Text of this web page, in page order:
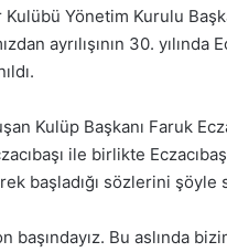
Kulübü Yönetim Kurulu
ayrılışının 30.
Kulüp Başkanı Faruk
ile birlikte
başladığı sözlerini şöyle
başındayız. Bu aslında